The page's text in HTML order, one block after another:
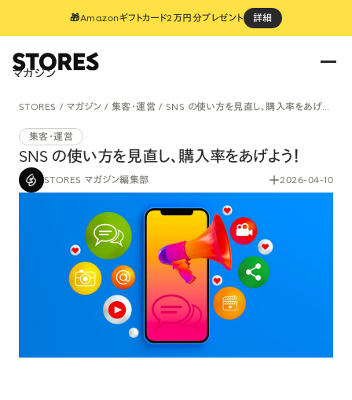
🎁Amazonギフトカード2万円分プレゼント 詳細
マガジン
STORES マガジン 集客・運営 SNS の使い方を見直し、購入率をあげよう！
集客・運営
SNS の使い方を見直し、購入率をあげよう！
STORES マガジン編集部 2026-04-10